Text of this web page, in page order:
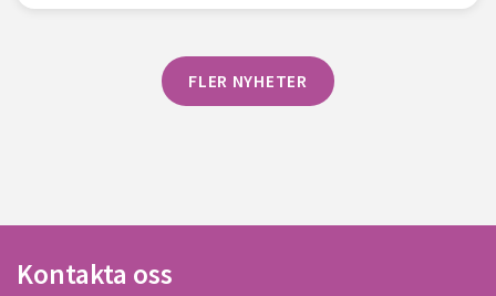
FLER NYHETER
Kontakta oss